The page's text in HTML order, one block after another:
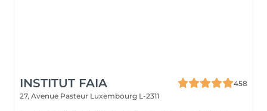
INSTITUT FAIA
458
27, Avenue Pasteur Luxembourg L-2311